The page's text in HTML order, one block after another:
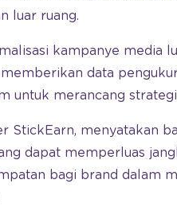
luar ruang.
kampanye media
data
untuk merancang
StickEarn, menyatakan
dapat memperluas
bagi brand dalam